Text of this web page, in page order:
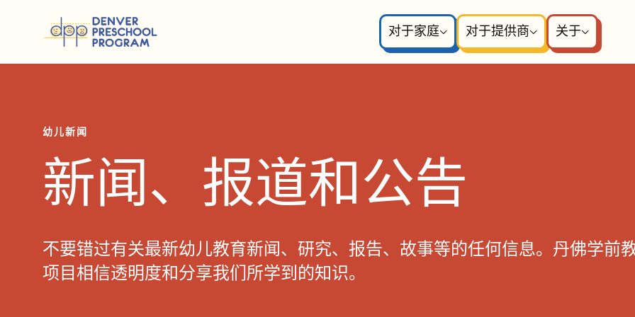
对于家庭
对于提供商 关于
幼儿新闻
新闻、报道和公告
不要错过有关最新幼儿教育新闻、研究、报告、故事等的任何信息。丹佛学前
项目相信透明度和分享我们所学到的知识。